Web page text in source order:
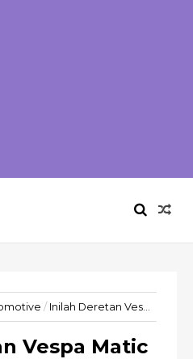
/ Inilah Deretan Vespa Matic Harga 20 Jutaan Yang Siap Diboyong Pulang
Vespa Matic